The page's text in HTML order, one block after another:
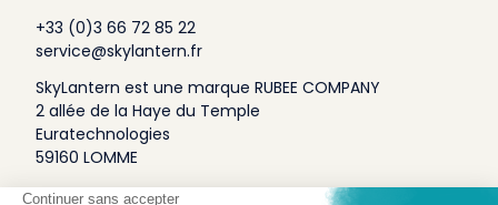
+33 (0)3 66 72 85 22
service@skylantern.fr
SkyLantern est une marque RUBEE COMPANY
2 allée de la Haye du Temple
Euratechnologies
59160 LOMME